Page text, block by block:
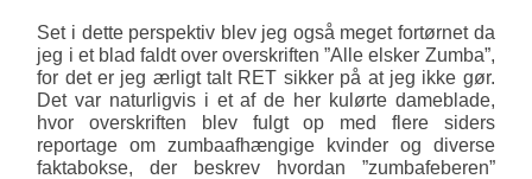
Set i dette perspektiv blev jeg også meget fortørnet da
jeg i et blad faldt over overskriften ”Alle elsker Zumba”,
for det er jeg ærligt talt RET sikker på at jeg ikke gør.
Det var naturligvis i et af de her kulørte dameblade,
hvor overskriften blev fulgt op med flere siders
reportage om zumbaaf­hængige kvinder og diverse
faktabokse, der beskrev hvordan ”zumbafeberen”